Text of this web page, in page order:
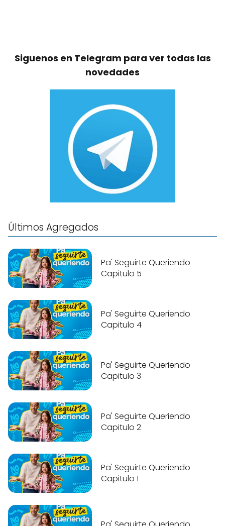
Siguenos en Telegram para ver todas las
novedades
Últimos Agregados
Pa' Seguirte Queriendo
Capitulo 5
Pa' Seguirte Queriendo
Capitulo 4
Pa' Seguirte Queriendo
Capitulo 3
Pa' Seguirte Queriendo
Capitulo 2
Pa' Seguirte Queriendo
Capitulo 1